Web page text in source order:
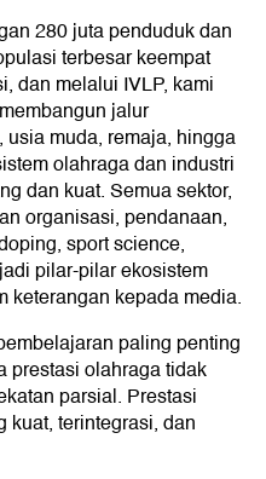
280 juta penduduk dan
terbesar keempat
dan melalui IVLP, kami
jalur
muda, remaja, hingga
olahraga dan industri
dan kuat. Semua sektor,
organisasi, pendanaan,
sport science,
pilar-pilar ekosistem
keterangan kepada media.
paling penting
prestasi olahraga tidak
parsial. Prestasi
kuat, terintegrasi, dan